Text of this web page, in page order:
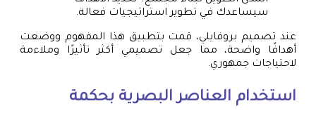
سيساعدك في تطوير استراتيجيات فعالة.
عند تصميم بروفايلي، قمت بتطبيق هذا المفهوم ووضعت
أهدافًا واضحة، مما جعل تصميمي أكثر تأثيرًا وملاءمة
لاحتياجات جمهوري.
استخدام العناصر البصرية بحكمة